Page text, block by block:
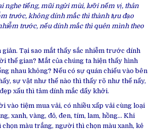
nghe tiếng, mũi ngửi mùi, lưỡi nếm vị, thân
trước, không dính mắc thì thành tựu đạo
trước, nếu dính mắc thì quên mình theo
Tại sao mắt thấy sắc nhiễm trước dính
thế gian? Mắt của chúng ta hiện thấy hình
nhau không? Nếu có sự quán chiếu vào bên
sự vật như thế nào thì thấy rõ như thế nấy,
xấu thì tâm dính mắc dấy khởi.
vào tiệm mua vải, có nhiều xấp vải cùng loại
xanh, vàng, đỏ, đen, tím, lam, hồng… Khi
chọn màu trắng, người thì chọn màu xanh, kẻ